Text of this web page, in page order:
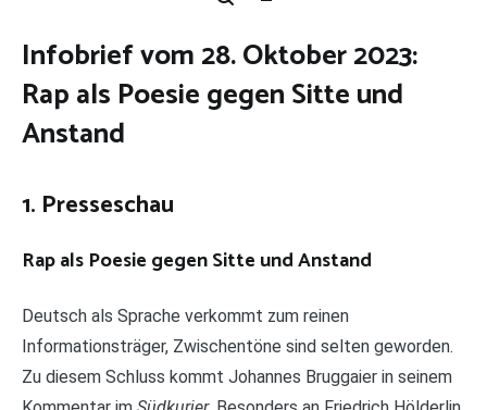
Infobrief vom 28. Oktober 2023:
Rap als Poesie gegen Sitte und
Anstand
1. Presseschau
Rap als Poesie gegen Sitte und Anstand
Deutsch als Sprache verkommt zum reinen
Informationsträger, Zwischentöne sind selten geworden.
Zu diesem Schluss kommt Johannes Bruggaier in seinem